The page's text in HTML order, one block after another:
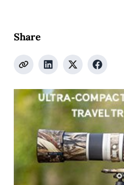
Share